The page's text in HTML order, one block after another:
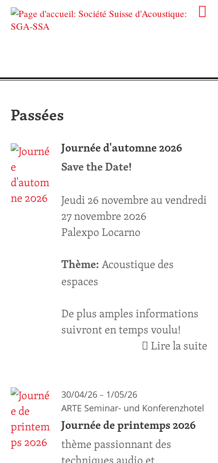
Passées
Journée d'automne 2026
Save the Date!
Jeudi 26 novembre au vendredi
27 novembre 2026
Palexpo Locarno
Thème: Acoustique des
espaces
De plus amples informations
suivront en temps voulu!
Lire la suite
30/04/26 – 1/05/26
ARTE Seminar- und Konferenzhotel
Journée de printemps 2026
thème passionnant des